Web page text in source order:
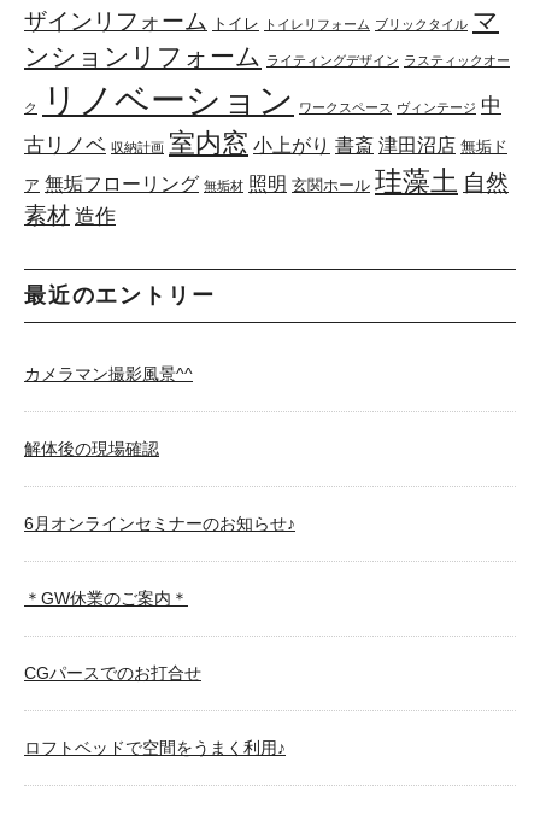
ザインリフォーム
トイレ トイレリフォーム ブリックタイル マ
ンションリフォーム
ライティングデザイン ラスティックオー
ク リノベーション ワークスペース ヴィンテージ 中
古リノベ 収納計画 室内窓 小上がり 書斎 津田沼店 無垢ド
ア 無垢フローリング 無垢材 照明 玄関ホール 珪藻土 自然
素材 造作
最近のエントリー
カメラマン撮影風景^^
解体後の現場確認
6月オンラインセミナーのお知らせ♪
＊GW休業のご案内＊
CGパースでのお打合せ
ロフトベッドで空間をうまく利用♪